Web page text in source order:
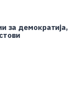
за демократија,